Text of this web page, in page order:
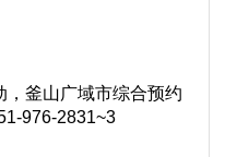
，釜山广域市综合预约
976-2831~3